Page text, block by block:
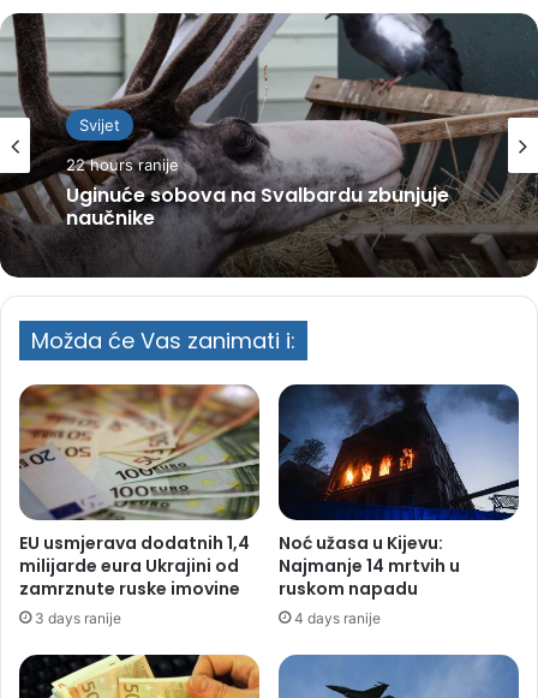
Svijet
22 hours ranije
Uginuće sobova na Svalbardu zbunjuje
naučnike
Svijet
2 days ranije
Avion naglo propao skoro 100 metara,
putnici povrijeđeni u haosu
Možda će Vas zanimati i:
EU usmjerava dodatnih 1,4
milijarde eura Ukrajini od
zamrznute ruske imovine
3 days ranije
Noć užasa u Kijevu:
Najmanje 14 mrtvih u
ruskom napadu
4 days ranije